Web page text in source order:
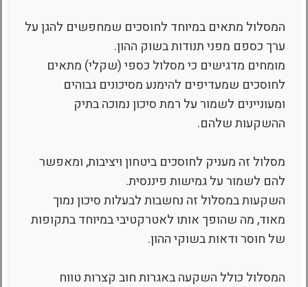
המסלול מתאים במיוחד לחוסכים שמחפשים להגן על
ערך כספם מפני תנודות בשוק ההון.
מומחים מדגישים כי מסלול כספי (שקלי) מתאים
לחוסכים שמעדיפים להימנע מסיכונים גבוהים
ומעוניינים לשמור על רמת סיכון נמוכה בתיק
ההשקעות שלהם.
מסלול זה מעניק לחוסכים ביטחון ויציבות, ומאפשר
להם לשמור על גמישות פיננסית.
השקעות במסלול זה נחשבות לבעלות סיכון נמוך
מאוד, מה שהופך אותו לאטרקטיבי במיוחד בתקופות
של חוסר ודאות בשוקי ההון.
המסלול כולל השקעה באגרות חוב קצרות טווח